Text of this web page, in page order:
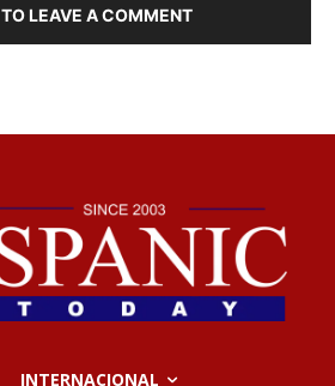
LEAVE A COMMENT
INTERNACIONAL